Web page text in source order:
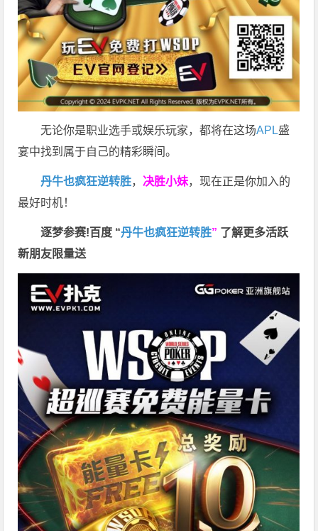
无论你是职业选手或娱乐玩家，都将在这场APL盛
宴中找到属于自己的精彩瞬间。
丹牛也疯狂逆转胜， 决胜小妹，现在正是你加入的
最好时机！
逐梦参赛!百度 “丹牛也疯狂逆转胜” 了解更多活跃
新朋友限量送